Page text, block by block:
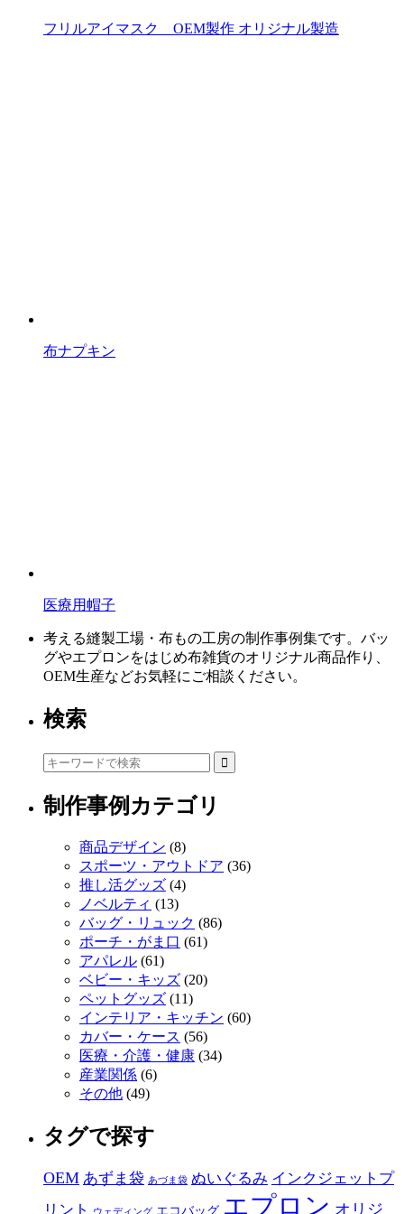
フリルアイマスク OEM製作 オリジナル製造
布ナプキン
医療用帽子
考える縫製工場・布もの工房の制作事例集です。バッ
グやエプロンをはじめ布雑貨のオリジナル商品作り、
OEM生産などお気軽にご相談ください。
検索
制作事例カテゴリ
商品デザイン (8)
スポーツ・アウトドア (36)
推し活グッズ (4)
ノベルティ (13)
バッグ・リュック (86)
ポーチ・がま口 (61)
アパレル (61)
ベビー・キッズ (20)
ペットグッズ (11)
インテリア・キッチン (60)
カバー・ケース (56)
医療・介護・健康 (34)
産業関係 (6)
その他 (49)
タグで探す
OEM あずま袋 あづま袋 ぬいぐるみ インクジェットプ
リント
ウェディング エコバッグ エプロン オリジ